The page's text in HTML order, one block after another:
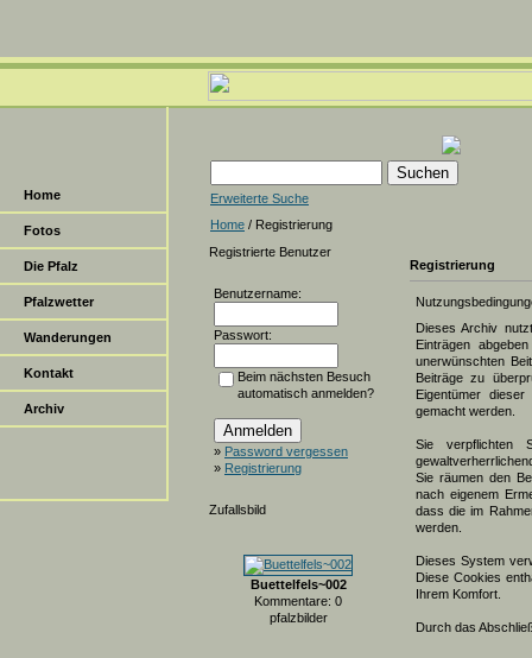
Home
Fotos
Die Pfalz
Pfalzwetter
Wanderungen
Kontakt
Archiv
Erweiterte Suche
Home / Registrierung
Registrierte Benutzer
Benutzername:
Passwort:
Beim nächsten Besuch
automatisch anmelden?
» Password vergessen
» Registrierung
Zufallsbild
Buettelfels~002
Kommentare: 0
pfalzbilder
Registrierung
Dieses Archiv
Einträgen
unerwünschten
Beiträge zu
Eigentümer
gemacht werden.
Sie verpflichten
Sie räumen den
nach eigenem
dass die im
werden.
Dieses System
Diese Cookies
Ihrem Komfort.
Durch das